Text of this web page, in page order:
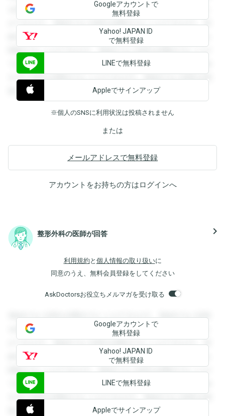
を閲覧することができます。登録すると回答を閲覧すること
ができます。登録すると回答を閲覧することができます。登
録すると回答を閲覧することができます。登録すると回答を
閲覧することができます。登録すると回答を閲覧することが
できます。登録すると回答を閲覧することができます。登録
すると回答を閲覧することができます。登録すると回答を閲
覧することができます。
Googleアカウントで
無料登録
Yahoo! JAPAN ID
で無料登録
LINEで無料登録
Appleでサインアップ
※個人のSNSに利用状況は投稿されません
または
メールアドレスで無料登録
アカウントをお持ちの方はログインへ
整形外科の医師が回答 navigate_next
利用規約 と 個人情報の取り扱いに
同意のうえ、無料会員登録をしてください
AskDoctorsお役立ちメルマガを受け取る
登録すると回答を閲覧することができます。登録すると回答
を閲覧することができます。登録すると回答を閲覧すること
ができます。登録すると回答を閲覧することができます。登
録すると回答を閲覧することができます。登録すると回答を
閲覧することができます。登録すると回答を閲覧することが
できます。登録すると回答を閲覧することができます。登録
すると回答を閲覧することができます。登録すると回答を閲
覧することができます。
Googleアカウントで
無料登録
Yahoo! JAPAN ID
で無料登録
LINEで無料登録
Appleでサインアップ